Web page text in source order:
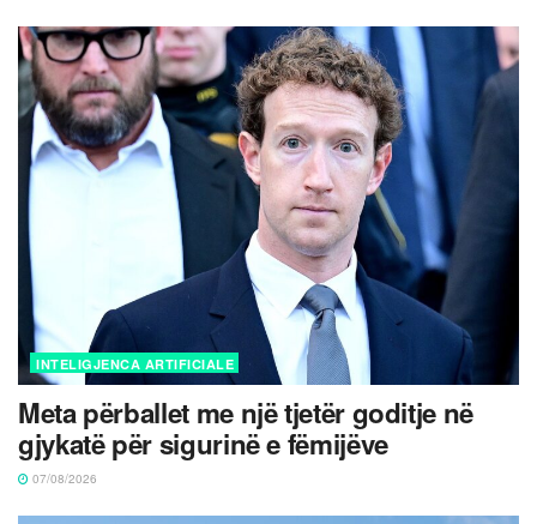
INTELIGJENCA ARTIFICIALE
Meta përballet me një tjetër goditje në
gjykatë për sigurinë e fëmijëve
07/08/2026